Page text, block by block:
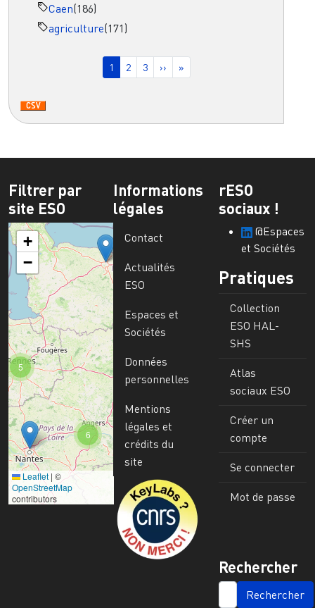
Caen(186)
agriculture(171)
Page courante
1 Page
2 Page
3 Page suivante
›› Dernière page
»
Filtrer par
site ESO
6
5
+
−
Leaflet | ©
OpenStreetMap
contributors
Informations
légales
Contact
Actualités
ESO
Espaces et
Sociétés
Données
personnelles
Mentions
légales et
crédits du
site
Image
rESO
sociaux !
@Espaces
et Sociétés
Pratiques
Collection
ESO HAL-
SHS
Atlas
sociaux ESO
Créer un
compte
Se connecter
Mot de passe
Rechercher
SEARCH